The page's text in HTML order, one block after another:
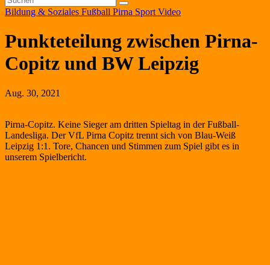
Bildung & Soziales Fußball Pirna Sport Video
Punkteteilung zwischen Pirna-
Copitz und BW Leipzig
Aug. 30, 2021
Pirna-Copitz. Keine Sieger am dritten Spieltag in der Fußball-
Landesliga. Der VfL Pirna Copitz trennt sich von Blau-Weiß
Leipzig 1:1. Tore, Chancen und Stimmen zum Spiel gibt es in
unserem Spielbericht.